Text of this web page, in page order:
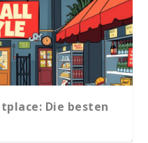
Die besten